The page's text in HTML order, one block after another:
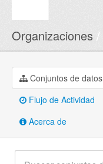
Organizaciones
Conjuntos de datos
Flujo de Actividad
Acerca de